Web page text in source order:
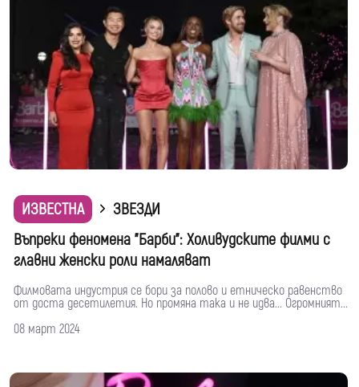
ИЗВЕСТНА
ЗВЕЗДИ
Въпреки феномена "Барби": Холивудските филми с
главни женски роли намаляват
Филмовата индустрия се бори за полово и етническо равенство
от доста десетилетия. Но промяна така и не идва... Огромният...
08 март 2024